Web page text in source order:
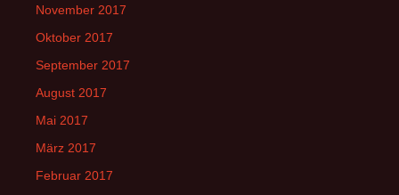
November 2017
Oktober 2017
September 2017
August 2017
Mai 2017
März 2017
Februar 2017